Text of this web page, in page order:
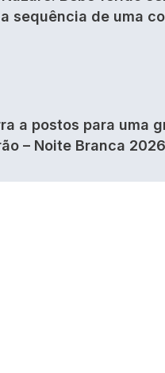
sequência de uma
a postos para uma
– Noite Branca